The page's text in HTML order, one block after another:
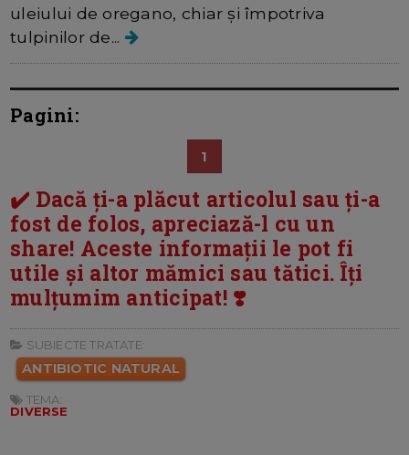
uleiului de oregano, chiar și împotriva
tulpinilor de...
Pagini:
1
✔️ Dacă ți-a plăcut articolul sau ți-a
fost de folos, apreciază-l cu un
share! Aceste informații le pot fi
utile și altor mămici sau tătici. Îți
mulțumim anticipat! ❣️
SUBIECTE TRATATE:
ANTIBIOTIC NATURAL
TEMA:
DIVERSE